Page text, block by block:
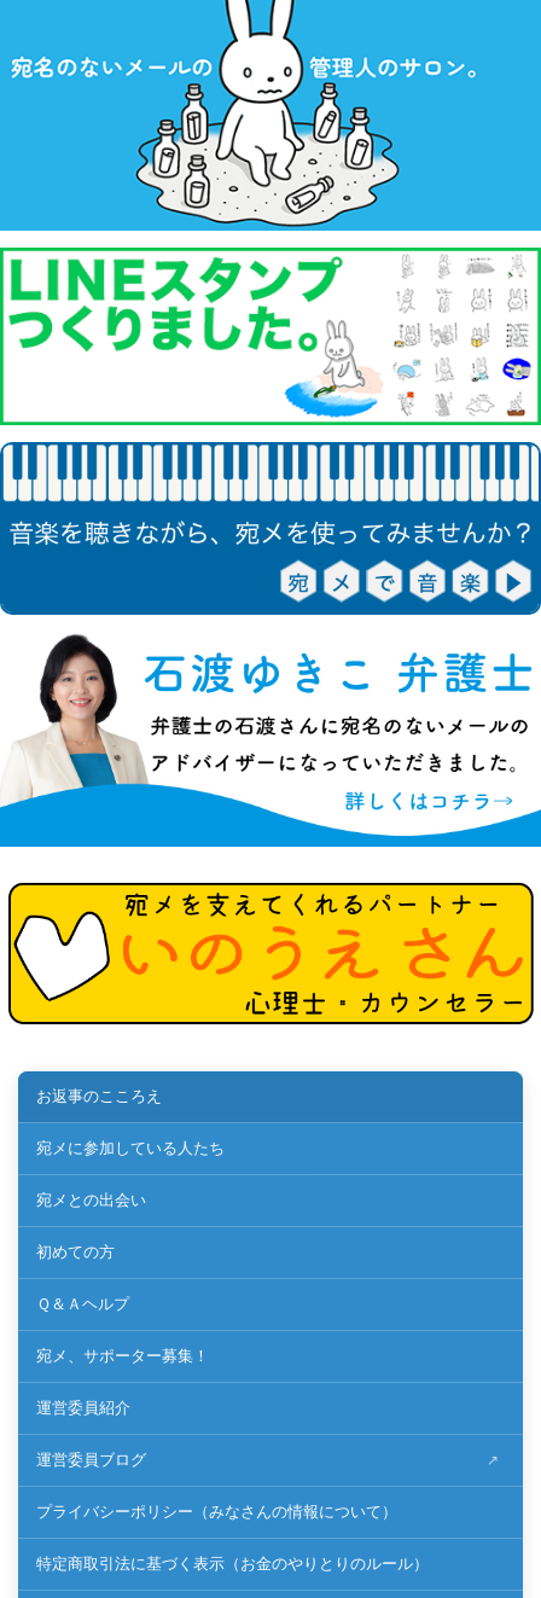
お返事のこころえ
宛メに参加している人たち
宛メとの出会い
初めての方
Ｑ＆Ａヘルプ
宛メ、サポーター募集！
運営委員紹介
運営委員ブログ
プライバシーポリシー（みなさんの情報について）
特定商取引法に基づく表示（お金のやりとりのルール）